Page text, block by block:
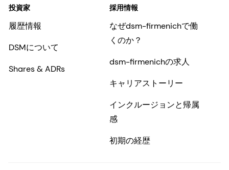
投資家
履歴情報
DSMについて
Shares & ADRs
採用情報
なぜdsm-firmenichで働
くのか？
dsm-firmenichの求人
キャリアストーリー
インクルージョンと帰属
感
初期の経歴